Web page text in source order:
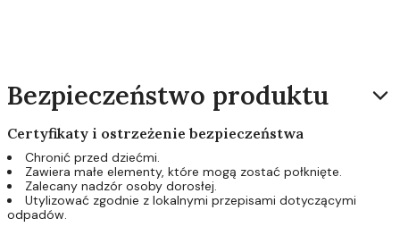
Bezpieczeństwo produktu
Certyfikaty i ostrzeżenie bezpieczeństwa
Chronić przed dziećmi.
Zawiera małe elementy, które mogą zostać połknięte.
Zalecany nadzór osoby dorosłej.
Utylizować zgodnie z lokalnymi przepisami dotyczącymi
odpadów.